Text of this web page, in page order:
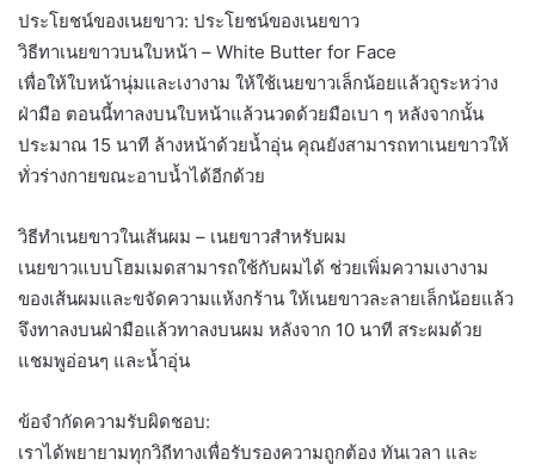
ประโยชน์ของเนยขาว: ประโยชน์ของเนยขาว
วิธีทาเนยขาวบนใบหน้า – White Butter for Face
เพื่อให้ใบหน้านุ่มและเงางาม ให้ใช้เนยขาวเล็กน้อยแล้วถูระหว่าง
ฝ่ามือ ตอนนี้ทาลงบนใบหน้าแล้วนวดด้วยมือเบา ๆ หลังจากนั้น
ประมาณ 15 นาที ล้างหน้าด้วยน้ำอุ่น คุณยังสามารถทาเนยขาวให้
ทั่วร่างกายขณะอาบน้ำได้อีกด้วย
วิธีทำเนยขาวในเส้นผม – เนยขาวสำหรับผม
เนยขาวแบบโฮมเมดสามารถใช้กับผมได้ ช่วยเพิ่มความเงางาม
ของเส้นผมและขจัดความแห้งกร้าน ให้เนยขาวละลายเล็กน้อยแล้ว
จึงทาลงบนฝ่ามือแล้วทาลงบนผม หลังจาก 10 นาที สระผมด้วย
แชมพูอ่อนๆ และน้ำอุ่น
ข้อจำกัดความรับผิดชอบ:
เราได้พยายามทุกวิถีทางเพื่อรับรองความถูกต้อง ทันเวลา และ